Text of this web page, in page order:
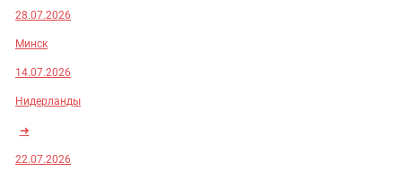
28.07.2026
Минск
14.07.2026
Нидерланды
➜
22.07.2026